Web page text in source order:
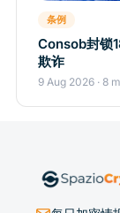
条例
Consob封锁
欺诈
9 Aug 2026 · 8